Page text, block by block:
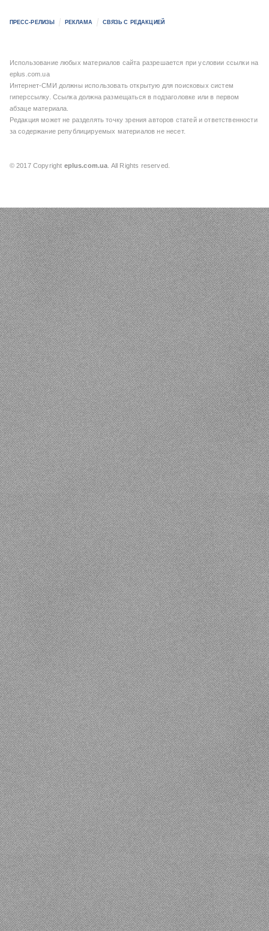
ПРЕСС-РЕЛИЗЫ РЕКЛАМА СВЯЗЬ С РЕДАКЦИЕЙ
Использование любых материалов сайта разрешается при условии ссылки на
eplus.com.ua
Интернет-СМИ должны использовать открытую для поисковых систем
гиперссылку. Ссылка должна размещаться в подзаголовке или в первом
абзаце материала.
Редакция может не разделять точку зрения авторов статей и ответственности
за содержание републицируемых материалов не несет.
© 2017 Copyright eplus.com.ua . All Rights reserved.